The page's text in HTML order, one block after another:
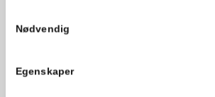
Nødvendig
Egenskaper
Vi ønsker også å inspirerende
med Grønt Punkt Norge om